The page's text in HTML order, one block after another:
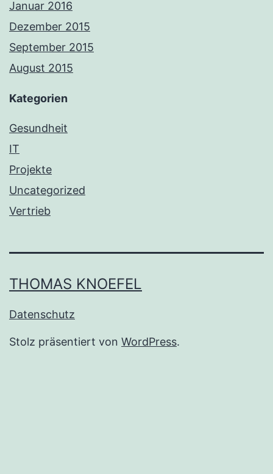
Januar 2016
Dezember 2015
September 2015
August 2015
Kategorien
Gesundheit
IT
Projekte
Uncategorized
Vertrieb
THOMAS KNOEFEL
Datenschutz
Stolz präsentiert von WordPress.